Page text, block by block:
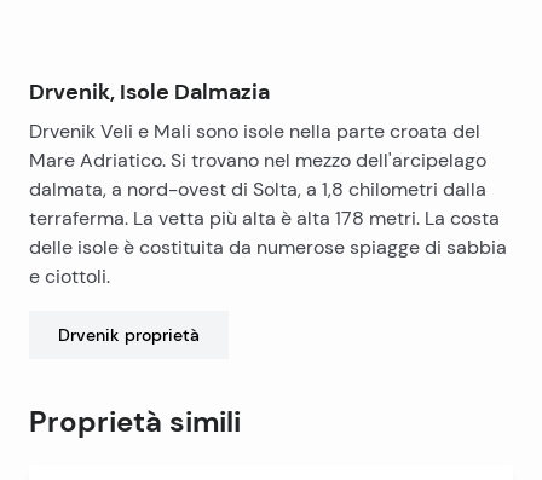
Drvenik, Isole Dalmazia
Drvenik Veli e Mali sono isole nella parte croata del
Mare Adriatico. Si trovano nel mezzo dell'arcipelago
dalmata, a nord-ovest di Solta, a 1,8 chilometri dalla
terraferma. La vetta più alta è alta 178 metri. La costa
delle isole è costituita da numerose spiagge di sabbia
e ciottoli.
Drvenik proprietà
Proprietà simili